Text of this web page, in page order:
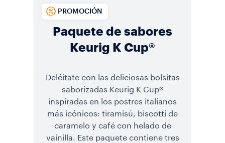
Paquete de sabores
Keurig K Cup®
PROMOCIÓN
Deléitate con las deliciosas bolsitas
saborizadas Keurig K Cup®
inspiradas en los postres italianos
más icónicos: tiramisú, biscotti de
caramelo y café con helado de
vainilla. Este paquete contiene tres